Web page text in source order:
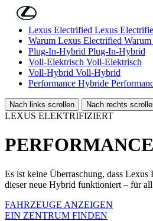
Skip to Main Content
Lexus Electrified Lexus
Warum Lexus Electrified
Plug-In-Hybrid Plug-In-Hybrid
Voll-Elektrisch Voll-Elektrisch
Voll-Hybrid Voll-Hybrid
Performance Hybride
Nach links scrollen Nach rechts
LEXUS ELEKTRIFIZIERT
Es ist keine Überraschung, dass
dieser neue Hybrid funktioniert – für
FAHRZEUGE ANZEIGEN
EIN ZENTRUM FINDEN